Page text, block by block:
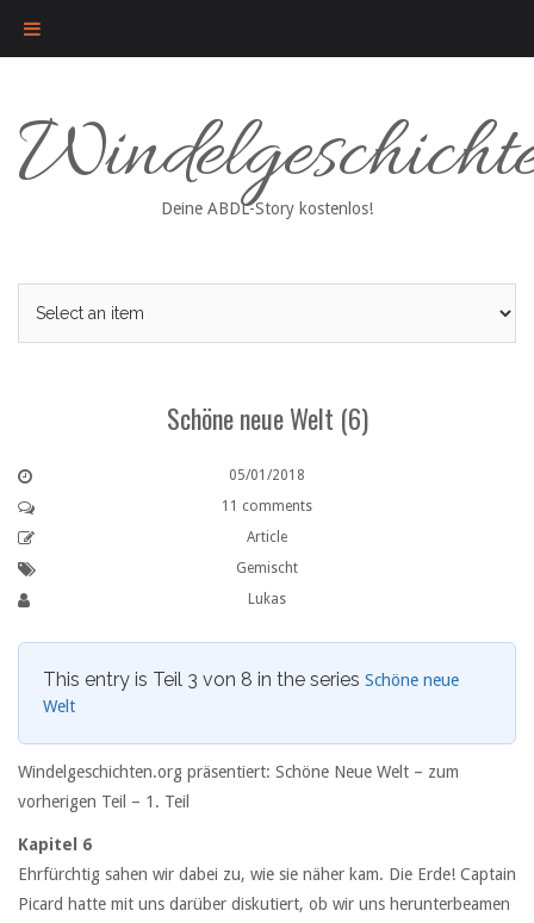
content
Deine ABDL-Story kostenlos!
Schöne neue Welt (6)
05/01/2018
11 comments
Article
Gemischt
Lukas
This entry is Teil 3 von 8 in the series Schöne neue
Welt
Windelgeschichten.org präsentiert: Schöne Neue Welt – zum
vorherigen Teil – 1. Teil
Kapitel 6
Ehrfürchtig sahen wir dabei zu, wie sie näher kam. Die Erde! Captain
Picard hatte mit uns darüber diskutiert, ob wir uns herunterbeamen